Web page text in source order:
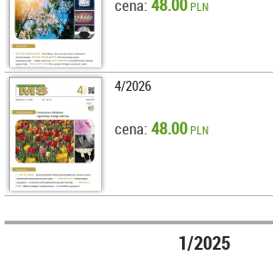
cena: PLN
4/2026
cena: 48.00PLN
1/2025